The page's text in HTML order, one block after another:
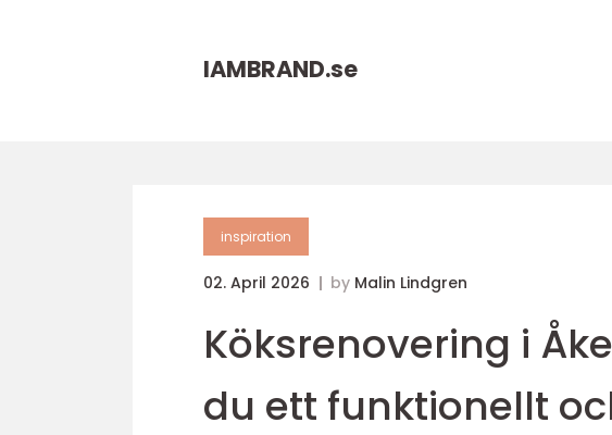
IAMBRAND.se
inspiration
02. April 2026 by Malin Lindgren
Köksrenovering i
du ett funktionellt